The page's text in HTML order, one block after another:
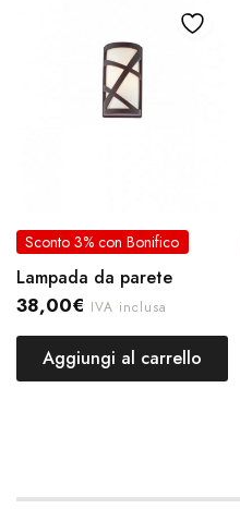
Sconto 3% con Bonifico
Lampada da parete
38,00€ IVA inclusa
Aggiungi al carrello